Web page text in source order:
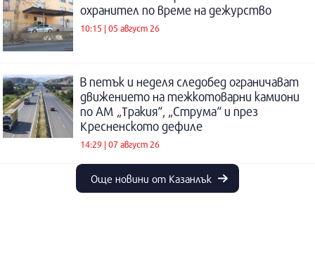
охранител по време на дежурство
10:15 | 05 август 26
В петък и неделя следобед ограничават
движението на тежкотоварни камиони
по АМ „Тракия“, „Струма“ и през
Кресненското дефиле
14:29 | 07 август 26
Още новини от Казанлък